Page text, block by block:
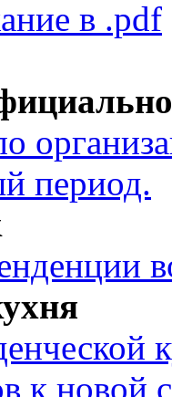
в .pdf
период.
к новой